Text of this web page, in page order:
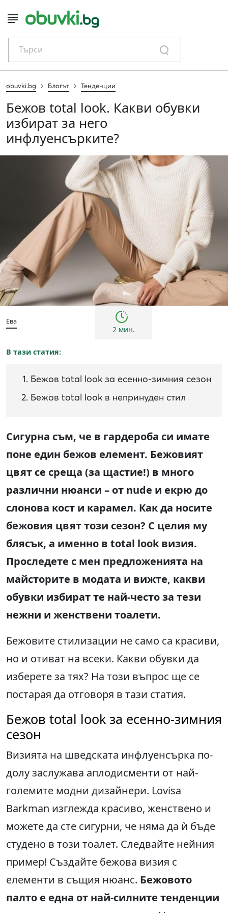
Търси
obuvki.bg › Блогът › Тенденции
Бежов total look. Какви обувки
избират за него
инфлуенсърките?
Ева
2 мин.
В тази статия:
Бежов total look за есенно-зимния сезон
Бежов total look в непринуден стил
Сигурна съм, че в гардероба си имате
поне един бежов елемент. Бежовият
цвят се среща (за щастие!) в много
различни нюанси – от nude и екрю до
слонова кост и карамел. Как да носите
бежовия цвят този сезон? С целия му
блясък, а именно в total look визия.
Проследете с мен предложенията на
майсторите в модата и вижте, какви
обувки избират те най-често за тези
нежни и женствени тоалети.
Бежовите стилизации не само са красиви,
но и отиват на всеки. Какви обувки да
изберете за тях? На този въпрос ще се
постарая да отговоря в тази статия.
Бежов total look за есенно-зимния
сезон
Визията на шведската инфлуенсърка по-
долу заслужава аплодисменти от най-
големите модни дизайнери. Lovisa
Barkman изглежда красиво, женствено и
можете да сте сигурни, че няма да ѝ бъде
студено в този тоалет. Следвайте нейния
пример! Създайте бежова визия с
елементи в същия нюанс. Бежовото
палто е една от най-силните тенденции